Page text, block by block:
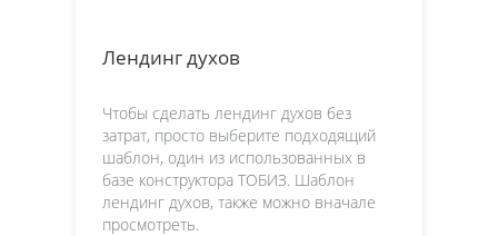
Лендинг духов
Чтобы сделать лендинг духов без
затрат, просто выберите подходящий
шаблон, один из использованных в
базе конструктора ТОБИЗ. Шаблон
лендинг духов, также можно вначале
просмотреть.